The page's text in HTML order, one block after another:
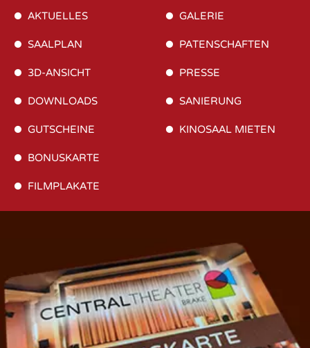
AKTUELLES
SAALPLAN
3D-ANSICHT
DOWNLOADS
GUTSCHEINE
BONUSKARTE
FILMPLAKATE
GALERIE
PATENSCHAFTEN
PRESSE
SANIERUNG
KINOSAAL MIETEN